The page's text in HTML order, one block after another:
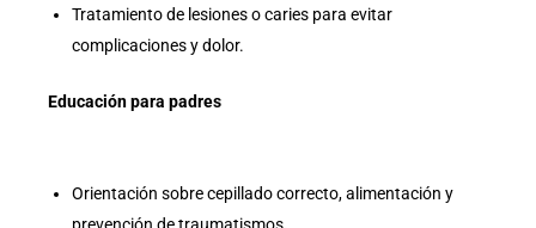
Tratamiento de lesiones o caries para evitar
complicaciones y dolor.
Educación para padres
Orientación sobre cepillado correcto, alimentación y